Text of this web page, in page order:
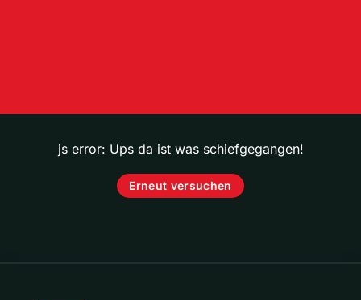
js error: Ups da ist was schiefgegangen!
Erneut versuchen